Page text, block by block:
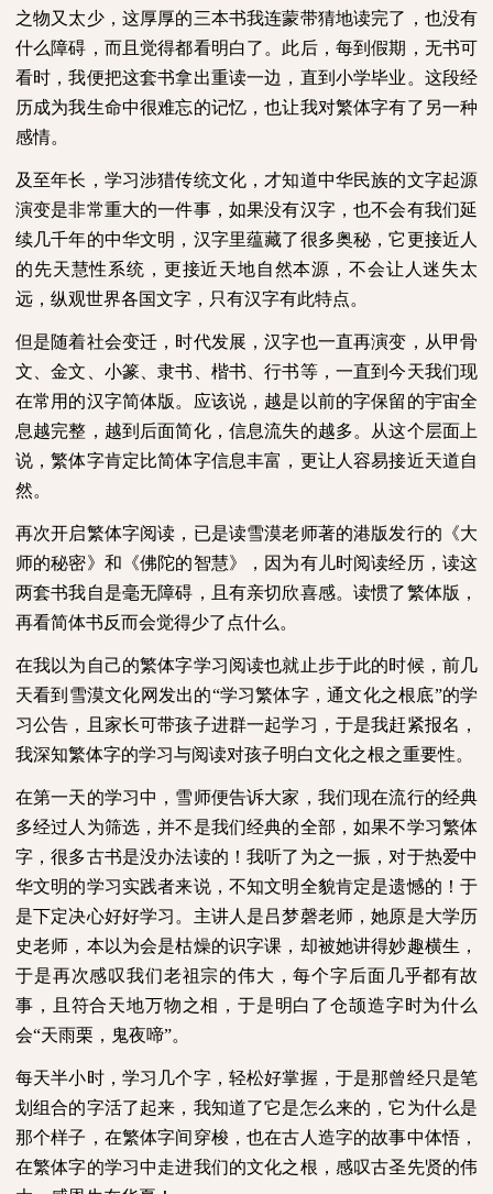
之物又太少，这厚厚的三本书我连蒙带猜地读完了，也没有
什么障碍，而且觉得都看明白了。此后，每到假期，无书可
看时，我便把这套书拿出重读一边，直到小学毕业。这段经
历成为我生命中很难忘的记忆，也让我对繁体字有了另一种
感情。
及至年长，学习涉猎传统文化，才知道中华民族的文字起源
演变是非常重大的一件事，如果没有汉字，也不会有我们延
续几千年的中华文明，汉字里蕴藏了很多奥秘，它更接近人
的先天慧性系统，更接近天地自然本源，不会让人迷失太
远，纵观世界各国文字，只有汉字有此特点。
但是随着社会变迁，时代发展，汉字也一直再演变，从甲骨
文、金文、小篆、隶书、楷书、行书等，一直到今天我们现
在常用的汉字简体版。应该说，越是以前的字保留的宇宙全
息越完整，越到后面简化，信息流失的越多。从这个层面上
说，繁体字肯定比简体字信息丰富，更让人容易接近天道自
然。
再次开启繁体字阅读，已是读雪漠老师著的港版发行的《大
师的秘密》和《佛陀的智慧》，因为有儿时阅读经历，读这
两套书我自是毫无障碍，且有亲切欣喜感。读惯了繁体版，
再看简体书反而会觉得少了点什么。
在我以为自己的繁体字学习阅读也就止步于此的时候，前几
天看到雪漠文化网发出的“学习繁体字，通文化之根底”的学
习公告，且家长可带孩子进群一起学习，于是我赶紧报名，
我深知繁体字的学习与阅读对孩子明白文化之根之重要性。
在第一天的学习中，雪师便告诉大家，我们现在流行的经典
多经过人为筛选，并不是我们经典的全部，如果不学习繁体
字，很多古书是没办法读的！我听了为之一振，对于热爱中
华文明的学习实践者来说，不知文明全貌肯定是遗憾的！于
是下定决心好好学习。主讲人是吕梦磬老师，她原是大学历
史老师，本以为会是枯燥的识字课，却被她讲得妙趣横生，
于是再次感叹我们老祖宗的伟大，每个字后面几乎都有故
事，且符合天地万物之相，于是明白了仓颉造字时为什么
会“天雨栗，鬼夜啼”。
每天半小时，学习几个字，轻松好掌握，于是那曾经只是笔
划组合的字活了起来，我知道了它是怎么来的，它为什么是
那个样子，在繁体字间穿梭，也在古人造字的故事中体悟，
在繁体字的学习中走进我们的文化之根，感叹古圣先贤的伟